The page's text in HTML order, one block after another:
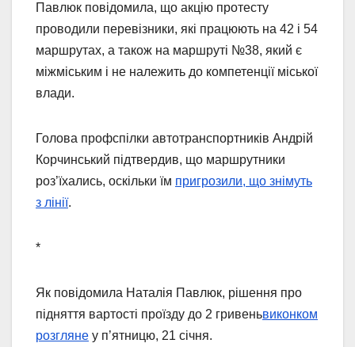
Павлюк повідомила, що акцію протесту
проводили перевізники, які працюють на 42 і 54
маршрутах, а також на маршруті №38, який є
міжміським і не належить до компетенції міської
влади.
Голова профспілки автотранспортників Андрій
Корчинський підтвердив, що маршрутники
роз’їхались, оскільки їм пригрозили, що знімуть
з лінії.
*
Як повідомила Наталія Павлюк, рішення про
підняття вартості проїзду до 2 гривеньвиконком
розгляне у п’ятницю, 21 січня.